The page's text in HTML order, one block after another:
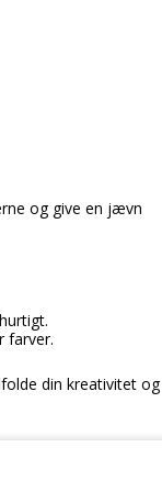
og give en jævn
farver.
din kreativitet